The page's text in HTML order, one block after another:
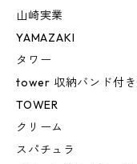
山崎実業
YAMAZAKI
タワー
tower 収納バンド付
TOWER
クリーム
スパチュラ